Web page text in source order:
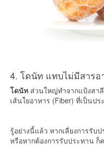
4. โดนัท แทบไม่มีสารอ
โดนัท ส่วนใหญ่ทำจากแป้งสา
เส้นใยอาหาร (Fiber) ที่เป็นป
รู้อย่างนี้แล้ว หากเลี่ยงการรับ
หรือหากต้องการรับประทาน